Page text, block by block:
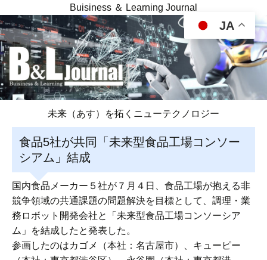
Buisiness ＆ Learning Journal
未来（あす）を拓くニューテクノロジー
食品5社が共同「未来型食品工場コンソー
シアム」結成
国内食品メーカー５社が７月４日、食品工場が抱える非
競争領域の共通課題の問題解決を目標として、調理・業
務ロボット開発会社と「未来型食品工場コンソーシア
ム」を結成したと発表した。
参画したのはカゴメ（本社：名古屋市）、キューピー
JA